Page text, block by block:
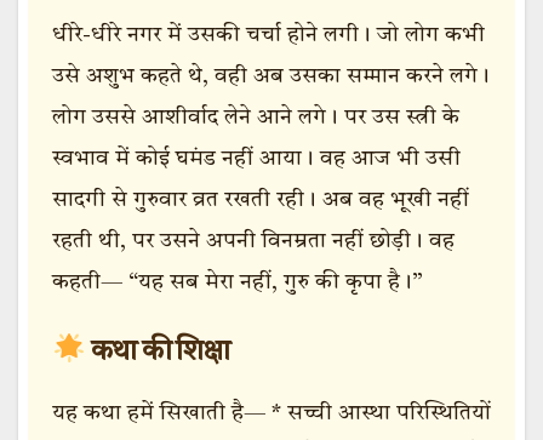
धीरे-धीरे नगर में उसकी चर्चा होने लगी। जो लोग कभी
उसे अशुभ कहते थे, वही अब उसका सम्मान करने लगे।
लोग उससे आशीर्वाद लेने आने लगे। पर उस स्त्री के
स्वभाव में कोई घमंड नहीं आया। वह आज भी उसी
सादगी से गुरुवार व्रत रखती रही। अब वह भूखी नहीं
रहती थी, पर उसने अपनी विनम्रता नहीं छोड़ी। वह
कहती— “यह सब मेरा नहीं, गुरु की कृपा है।”
कथा की शिक्षा
यह कथा हमें सिखाती है— * सच्ची आस्था परिस्थितियों